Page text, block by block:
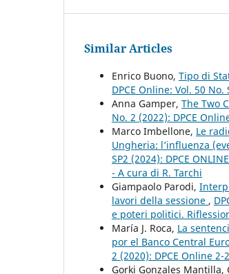
Similar Articles
Enrico Buono, Tipo di
DPCE Online: Vol. 50 No.
Anna Gamper, The Two
No. 2 (2022): DPCE
Marco Imbellone, Le
Ungheria: l’influenza
SP2 (2024): DPCE
- A cura di R. Tarchi
Giampaolo Parodi,
lavori della sessione ,
e poteri politici.
María J. Roca, La
por el Banco Central
2 (2020): DPCE Online 2-
Gorki Gonzales